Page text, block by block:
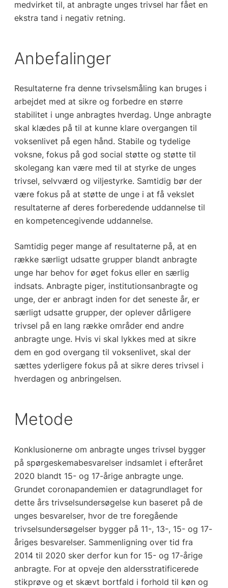
medvirket til, at anbragte unges trivsel har fået en
ekstra tand i negativ retning.
Anbefalinger
Resultaterne fra denne trivselsmåling kan bruges i
arbejdet med at sikre og forbedre en større
stabilitet i unge anbragtes hverdag. Unge anbragte
skal klædes på til at kunne klare overgangen til
voksenlivet på egen hånd. Stabile og tydelige
voksne, fokus på god social støtte og støtte til
skolegang kan være med til at styrke de unges
trivsel, selvværd og viljestyrke. Samtidig bør der
være fokus på at støtte de unge i at få vekslet
resultaterne af deres forberedende uddannelse til
en kompetencegivende uddannelse.
Samtidig peger mange af resultaterne på, at en
række særligt udsatte grupper blandt anbragte
unge har behov for øget fokus eller en særlig
indsats. Anbragte piger, institutionsanbragte og
unge, der er anbragt inden for det seneste år, er
særligt udsatte grupper, der oplever dårligere
trivsel på en lang række områder end andre
anbragte unge. Hvis vi skal lykkes med at sikre
dem en god overgang til voksenlivet, skal der
sættes yderligere fokus på at sikre deres trivsel i
hverdagen og anbringelsen.
Metode
Konklusionerne om anbragte unges trivsel bygger
på spørgeskemabesvarelser indsamlet i efteråret
2020 blandt 15- og 17-årige anbragte unge.
Grundet coronapandemien er datagrundlaget for
dette års trivselsundersøgelse kun baseret på de
unges besvarelser, hvor de tre foregående
trivselsundersøgelser bygger på 11-, 13-, 15- og 17-
åriges besvarelser. Sammenligning over tid fra
2014 til 2020 sker derfor kun for 15- og 17-årige
anbragte. For at opveje den aldersstratificerede
stikprøve og et skævt bortfald i forhold til køn og